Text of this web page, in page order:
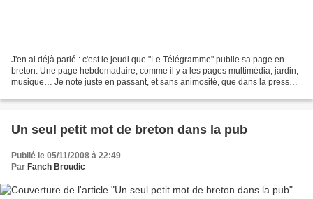
J'en ai déjà parlé : c'est le jeudi que "Le Télégramme" publie sa page en
breton. Une page hebdomadaire, comme il y a les pages multimédia, jardin,
musique… Je note juste en passant, et sans animosité, que dans la presse
Un seul petit mot de breton dans la pub
Publié le 05/11/2008 à 22:49
Par Fanch Broudic